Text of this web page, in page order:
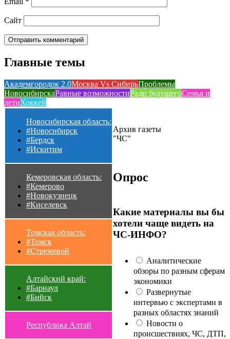
Сайт
Главные темы
Академгородок 2.0Москва Vs СибирьПроблемы
НовосибирскаРавные возможностиРади будущегоСемья и
детиХоккей
Новосибирская область:
#Новосибирск
#Бердск
#Искитим
Кемеровская область:
#Кемерово
#Новокузнецк
#Киселевск
Томская область:
#Томск
#Стрежевой
Алтайский край:
#Барнаул
#Бийск
Республика Алтай
Архив газеты
"ЧС"
Опрос
Какие материалы вы бы
хотели чаще видеть на
ЧС-ИНФО?
Аналитические
обзоры по разным сферам
экономики
Развернутые
интервью с экспертами в
разных областях знаний
Новости о
происшествиях, ЧС, ДТП,